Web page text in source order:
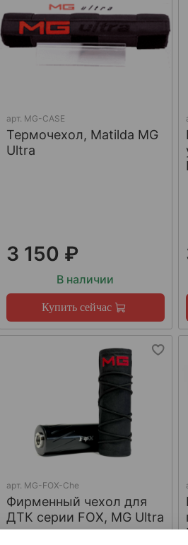
арт. MG-CASE
Термочехол, Matilda MG
Ultra
3 150 ₽
В наличии
Купить сейчас
арт. MG-FOX-Che
Фирменный чехол для
ДТК серии FOX, MG Ultra